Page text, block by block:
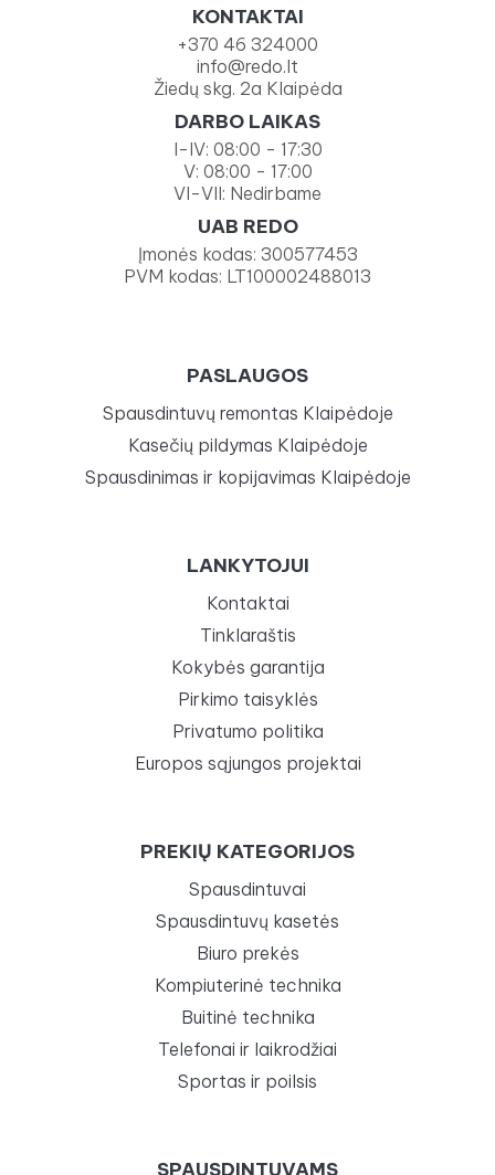
KONTAKTAI
+370 46 324000
info@redo.lt
Žiedų skg. 2a Klaipėda
DARBO LAIKAS
I-IV: 08:00 - 17:30
V: 08:00 - 17:00
VI-VII: Nedirbame
UAB REDO
Įmonės kodas: 300577453
PVM kodas: LT100002488013
PASLAUGOS
Spausdintuvų remontas Klaipėdoje
Kasečių pildymas Klaipėdoje
Spausdinimas ir kopijavimas Klaipėdoje
LANKYTOJUI
Kontaktai
Tinklaraštis
Kokybės garantija
Pirkimo taisyklės
Privatumo politika
Europos sąjungos projektai
PREKIŲ KATEGORIJOS
Spausdintuvai
Spausdintuvų kasetės
Biuro prekės
Kompiuterinė technika
Buitinė technika
Telefonai ir laikrodžiai
Sportas ir poilsis
SPAUSDINTUVAMS